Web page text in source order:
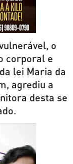
o
corporal e
lei Maria da
agrediu a
desta se